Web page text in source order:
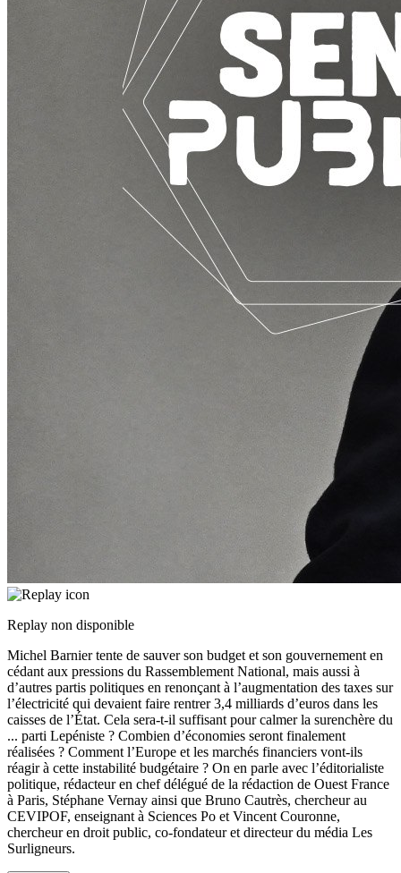
Replay non disponible
Michel Barnier tente de sauver son budget et son gouvernement en
cédant aux pressions du Rassemblement National, mais aussi à
d’autres partis politiques en renonçant à l’augmentation des taxes sur
l’électricité qui devaient faire rentrer 3,4 milliards d’euros dans les
caisses de l’État. Cela sera-t-il suffisant pour calmer la surenchère du
... parti Lepéniste ? Combien d’économies seront finalement
réalisées ? Comment l’Europe et les marchés financiers vont-ils
réagir à cette instabilité budgétaire ? On en parle avec l’éditorialiste
politique, rédacteur en chef délégué de la rédaction de Ouest France
à Paris, Stéphane Vernay ainsi que Bruno Cautrès, chercheur au
CEVIPOF, enseignant à Sciences Po et Vincent Couronne,
chercheur en droit public, co-fondateur et directeur du média Les
Surligneurs.